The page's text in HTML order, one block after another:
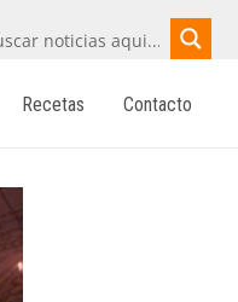
Recetas Contacto